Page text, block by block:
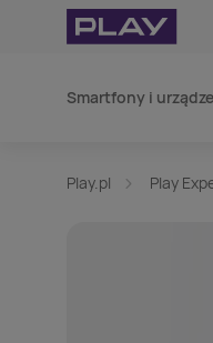
Smartfony i
Play.pl Play